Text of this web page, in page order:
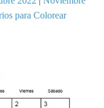
para Colorear